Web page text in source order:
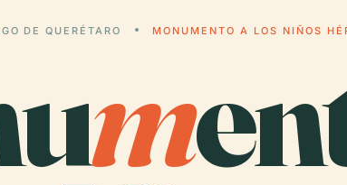
DE QUERÉTARO MONUMENTO A LOS NIÑOS
m